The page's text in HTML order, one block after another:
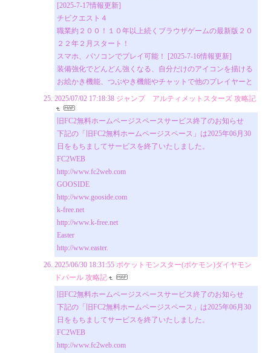
[2025-7-17情報更新]
チビクエスト４
職業約２００！１０年以上続くブラウザゲームの最新版２０
２２年２月スタート！
スマホ、パソコンでプレイ可能！ [2025-7-16情報更新]
装備強化でどんどん強くなる、自分だけのアイコンを描ける
お絵かき機能、つぶやき機能やチャットで他のプレイヤーと
2025/07/02 17:18:38 ジャンプ アルティメットスターズ 攻略記
旧FC2無料ホームページスペースサービス終了のお知らせ
下記の「旧FC2無料ホームページスペース」は2025年06月30
日をもちましてサービスを終了いたしました。
FC2WEB
http://www.fc2web.com
GOOSIDE
http://www.gooside.com
k-free.net
http://www.k-free.net
Easter
http://www.easter.
2025/06/30 18:31:55 ポケットモンスター(ポケモン)ダイヤモン
ドパール 攻略記
旧FC2無料ホームページスペースサービス終了のお知らせ
下記の「旧FC2無料ホームページスペース」は2025年06月30
日をもちましてサービスを終了いたしました。
FC2WEB
http://www.fc2web.com